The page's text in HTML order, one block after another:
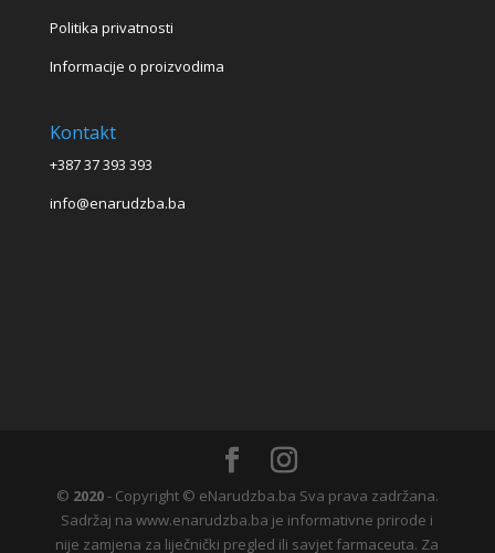
Politika privatnosti
Informacije o proizvodima
Kontakt
+387 37 393 393
info@enarudzba.ba
© 2020- Copyright © eNarudzba.ba Sva prava zadržana.
Sadržaj na www.enarudzba.ba je informativne prirode i
nije zamjena za liječnički pregled ili savjet farmaceuta. Za